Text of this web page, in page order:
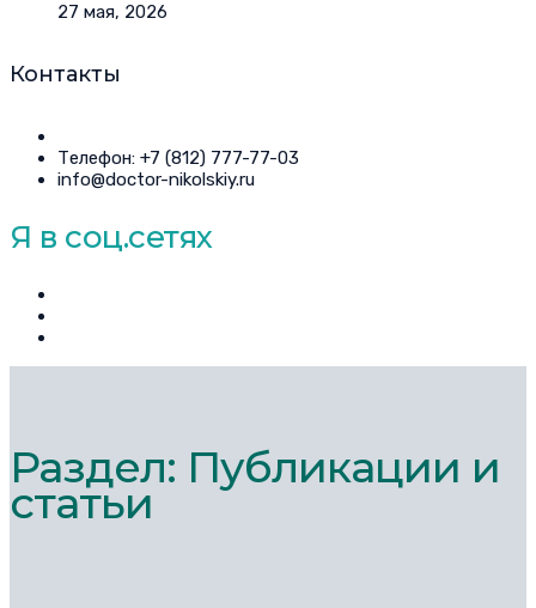
27 мая, 2026
Контакты
Телефон: +7 (812) 777-77-03
info@doctor-nikolskiy.ru
Я в соц.сетях
Раздел: Публикации и
статьи